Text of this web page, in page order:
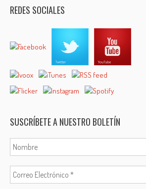
REDES SOCIALES
SUSCRÍBETE A NUESTRO BOLETÍN